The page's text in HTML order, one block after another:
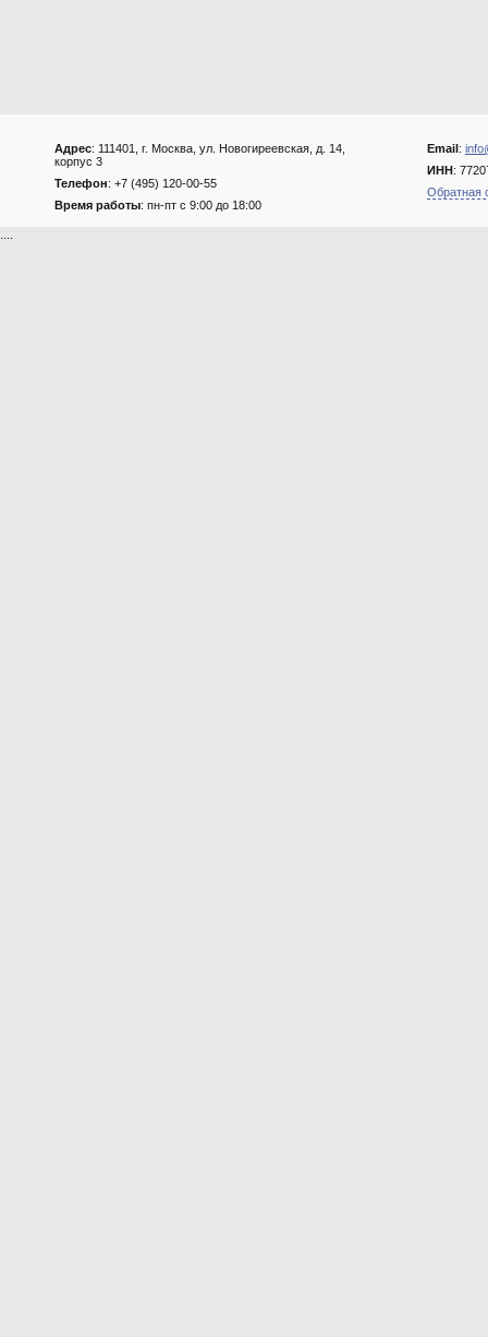
Адрес: 111401, г. Москва, ул. Новогиреевская, д. 14,
корпус 3
Телефон: +7 (495) 120-00-55
Время работы: пн-пт с 9:00 до 18:00
Email:
ИНН:
Обратная
....